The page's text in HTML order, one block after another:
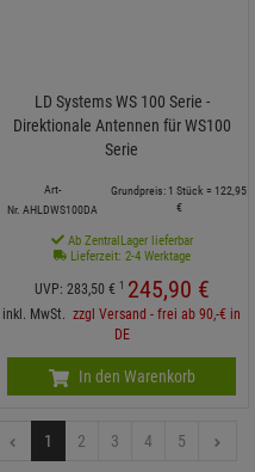
LD Systems WS 100 Serie -
Direktionale Antennen für WS100
Serie
Art-
Nr. AHLDWS100DA
Grundpreis: 1 Stück = 122,95
€
Ab ZentralLager lieferbar
Lieferzeit: 2-4 Werktage
UVP: 283,50 € 1 245,90 €
inkl. MwSt. zzgl Versand - frei ab 90,-€ in
DE
In den Warenkorb
1 2 3 4 5